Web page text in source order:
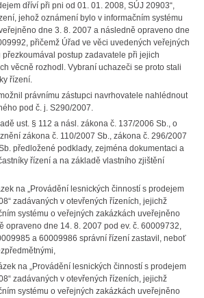
dříví při pni od 01. 01. 2008, SÚJ 20903“,
jehož oznámení bylo v informačním systému
dne 3. 8. 2007 a následně opraveno dne
přičemž Úřad ve věci uvedených veřejných
postup zadavatele při jejich
věcně rozhodl. Vybraní uchazeči se proto stali
řízení.
právnímu zástupci navrhovatele nahlédnout
pod č. j. S290/2007.
ust. § 112 a násl. zákona č. 137/2006 Sb., o
zákona č. 110/2007 Sb., zákona č. 296/2007
předložené podklady, zejména dokumentaci a
řízení a na základě vlastního zjištění
na „Provádění lesnických činností s prodejem
zadávaných v otevřených řízeních, jejichž
systému o veřejných zakázkách uveřejněno
opraveno dne 14. 8. 2007 pod ev. č. 60009732,
a 60009986 správní řízení zastavil, neboť
na „Provádění lesnických činností s prodejem
zadávaných v otevřených řízeních, jejichž
systému o veřejných zakázkách uveřejněno